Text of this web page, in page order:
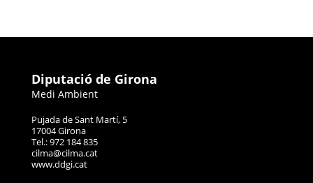
Diputació de Girona
Medi Ambient
Pujada de Sant Martí, 5
17004 Girona
Tel.: 972 184 835
cilma@cilma.cat
www.ddgi.cat